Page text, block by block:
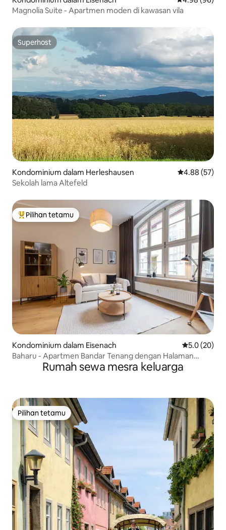
Magnolia Suite - Apartmen moden di kawasan vila
Superhost
Superhost
Kondominium dalam Herleshausen Penarafan
4.88 (57)
Sekolah lama Altefeld
Pilihan utama tetamu
Pilihan tetamu
Kondominium dalam Eisenach Penarafan
5.0 (20)
Baharu - Apartmen Bandar Tenang dengan Halaman
PersendirianRumah sewa mesra keluarga
Pilihan tetamu
Pilihan tetamu